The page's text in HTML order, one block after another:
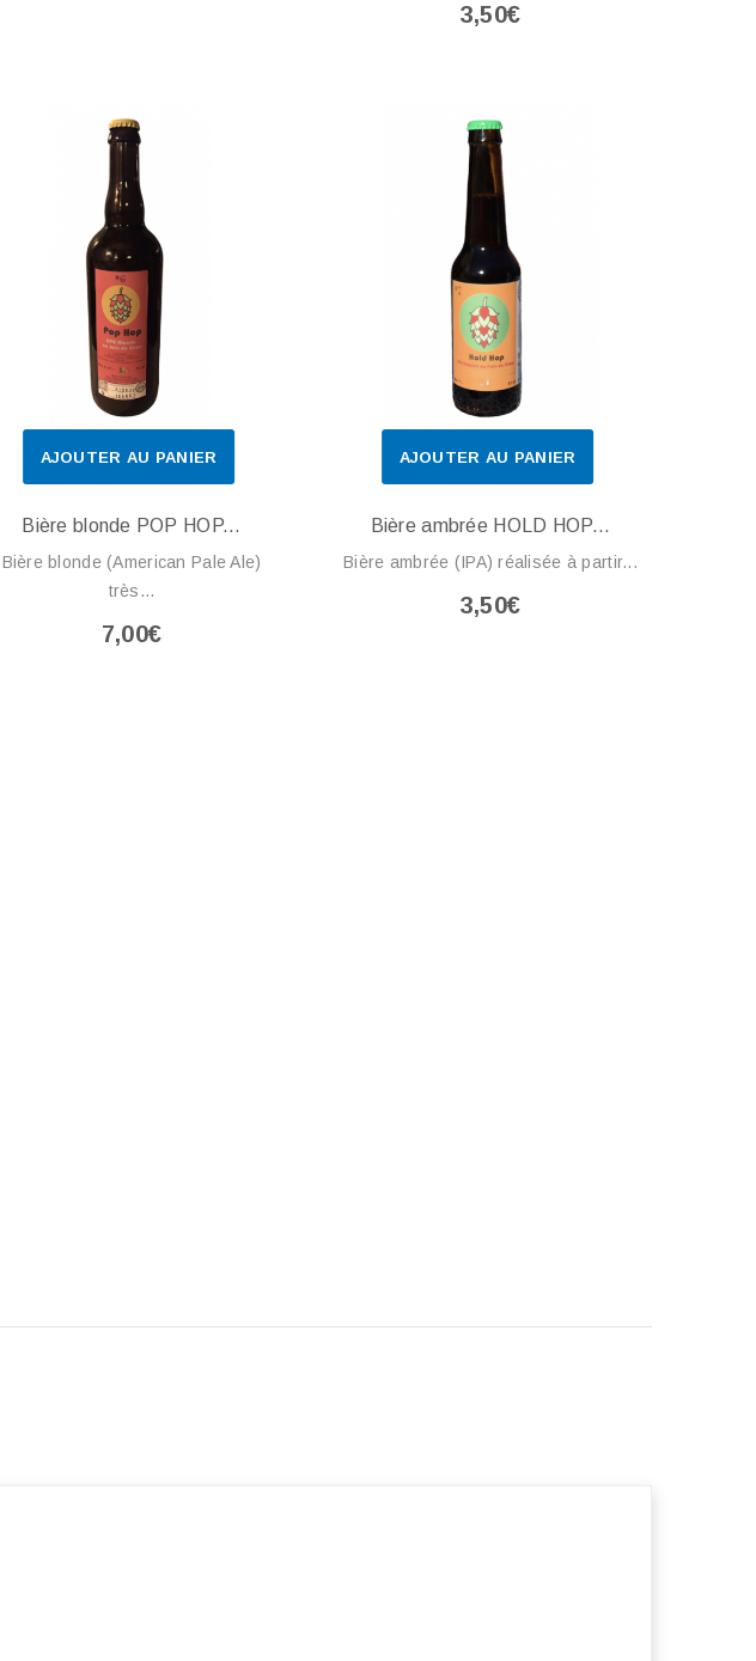
3,50€
AJOUTER AU PANIER
Bière blonde POP HOP...
Bière blonde (American Pale Ale)
très...
7,00€
AJOUTER AU PANIER
Bière ambrée HOLD HOP...
Bière ambrée (IPA) réalisée à partir...
3,50€